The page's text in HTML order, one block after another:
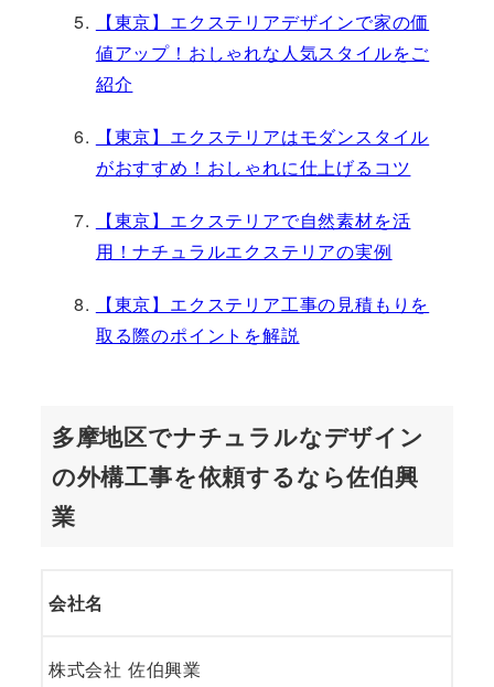
【東京】エクステリアデザインで家の価
値アップ！おしゃれな人気スタイルをご
紹介
【東京】エクステリアはモダンスタイル
がおすすめ！おしゃれに仕上げるコツ
【東京】エクステリアで自然素材を活
用！ナチュラルエクステリアの実例
【東京】エクステリア工事の見積もりを
取る際のポイントを解説
多摩地区でナチュラルなデザイン
の外構工事を依頼するなら佐伯興
業
会社名
株式会社 佐伯興業